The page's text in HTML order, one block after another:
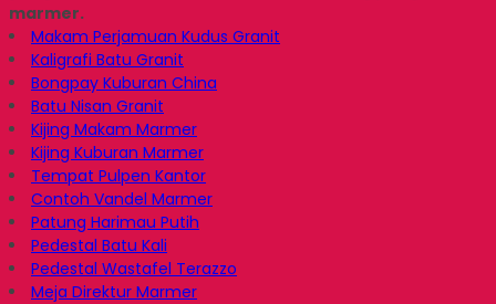
marmer.
Makam Perjamuan Kudus Granit
Kaligrafi Batu Granit
Bongpay Kuburan China
Batu Nisan Granit
Kijing Makam Marmer
Kijing Kuburan Marmer
Tempat Pulpen Kantor
Contoh Vandel Marmer
Patung Harimau Putih
Pedestal Batu Kali
Pedestal Wastafel Terazzo
Meja Direktur Marmer